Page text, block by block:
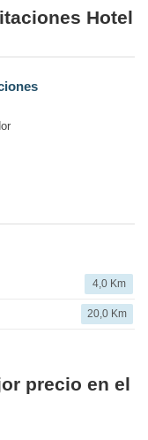
Hotel
4,0 Km
20,0 Km
precio en el